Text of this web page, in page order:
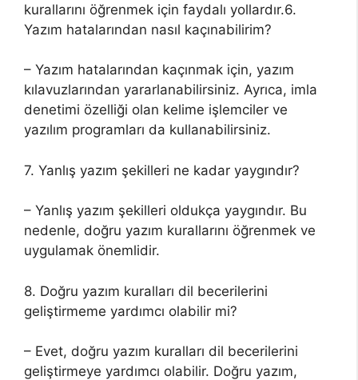
kurallarını öğrenmek için faydalı yollardır.6.
Yazım hatalarından nasıl kaçınabilirim?
– Yazım hatalarından kaçınmak için, yazım
kılavuzlarından yararlanabilirsiniz. Ayrıca, imla
denetimi özelliği olan kelime işlemciler ve
yazılım programları da kullanabilirsiniz.
7. Yanlış yazım şekilleri ne kadar yaygındır?
– Yanlış yazım şekilleri oldukça yaygındır. Bu
nedenle, doğru yazım kurallarını öğrenmek ve
uygulamak önemlidir.
8. Doğru yazım kuralları dil becerilerini
geliştirmeme yardımcı olabilir mi?
– Evet, doğru yazım kuralları dil becerilerini
geliştirmeye yardımcı olabilir. Doğru yazım,